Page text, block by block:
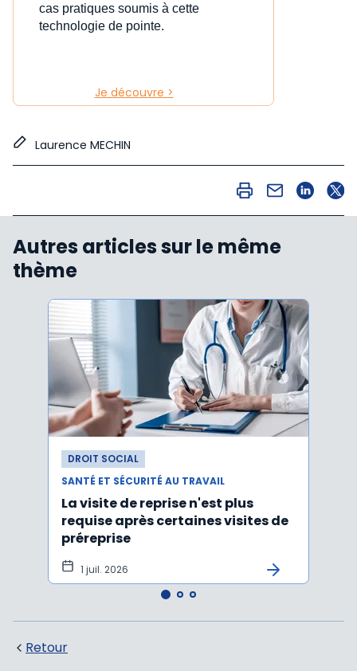
cas pratiques soumis à cette
technologie de pointe.
Je découvre >
Laurence MECHIN
Autres articles sur le même
thème
DROIT SOCIAL
SANTÉ ET SÉCURITÉ AU TRAVAIL
La visite de reprise n'est plus
requise après certaines visites de
préreprise
1 juil. 2026
Retour